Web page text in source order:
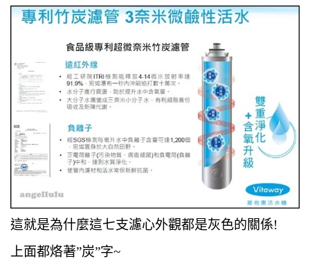
這就是為什麼這七支濾心外觀都是灰色的關係!
上面都烙著”炭”字~